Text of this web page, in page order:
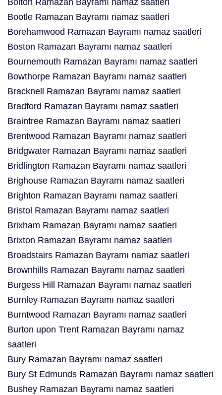
Bolton Ramazan Bayramı namaz saatleri
Bootle Ramazan Bayramı namaz saatleri
Borehamwood Ramazan Bayramı namaz saatleri
Boston Ramazan Bayramı namaz saatleri
Bournemouth Ramazan Bayramı namaz saatleri
Bowthorpe Ramazan Bayramı namaz saatleri
Bracknell Ramazan Bayramı namaz saatleri
Bradford Ramazan Bayramı namaz saatleri
Braintree Ramazan Bayramı namaz saatleri
Brentwood Ramazan Bayramı namaz saatleri
Bridgwater Ramazan Bayramı namaz saatleri
Bridlington Ramazan Bayramı namaz saatleri
Brighouse Ramazan Bayramı namaz saatleri
Brighton Ramazan Bayramı namaz saatleri
Bristol Ramazan Bayramı namaz saatleri
Brixham Ramazan Bayramı namaz saatleri
Brixton Ramazan Bayramı namaz saatleri
Broadstairs Ramazan Bayramı namaz saatleri
Brownhills Ramazan Bayramı namaz saatleri
Burgess Hill Ramazan Bayramı namaz saatleri
Burnley Ramazan Bayramı namaz saatleri
Burntwood Ramazan Bayramı namaz saatleri
Burton upon Trent Ramazan Bayramı namaz
saatleri
Bury Ramazan Bayramı namaz saatleri
Bury St Edmunds Ramazan Bayramı namaz saatleri
Bushey Ramazan Bayramı namaz saatleri